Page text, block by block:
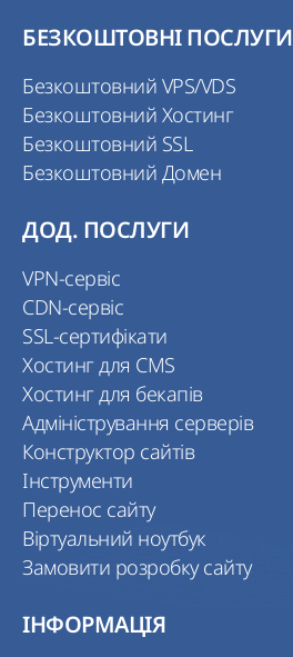
БЕЗКОШТОВНІ ПОСЛУГИ
Безкоштовний VPS/VDS
Безкоштовний Хостинг
Безкоштовний SSL
Безкоштовний Домен
ДОД. ПОСЛУГИ
VPN-сервіс
CDN-сервіс
SSL-сертифікати
Хостинг для CMS
Хостинг для бекапів
Адміністрування серверів
Конструктор сайтів
Інструменти
Перенос сайту
Віртуальний ноутбук
Замовити розробку сайту
ІНФОРМАЦІЯ